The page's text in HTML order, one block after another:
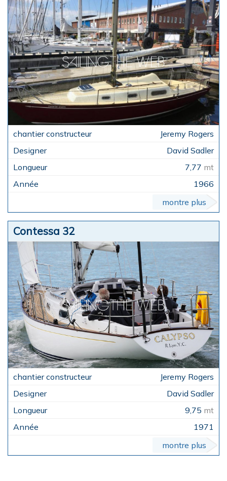
Jeremy Rogers
David Sadler
7,77 mt
1966
montre plus
Contessa 32
Jeremy Rogers
David Sadler
9,75 mt
1971
montre plus